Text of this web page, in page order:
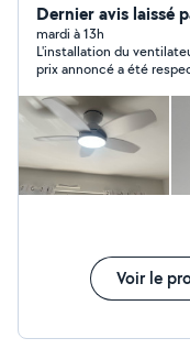
Dernier avis laissé
mardi à 13h
L'installation du
prix annoncé a été
Voir le